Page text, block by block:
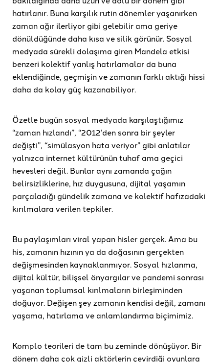
hatırlanır. Buna karşılık rutin dönemler yaşanırken
zaman ağır ilerliyor gibi gelebilir ama geriye
dönüldüğünde daha kısa ve silik görünür. Sosyal
medyada sürekli dolaşıma giren Mandela etkisi
benzeri kolektif yanlış hatırlamalar da buna
eklendiğinde, geçmişin ve zamanın farklı aktığı hissi
daha da kolay güç kazanabiliyor.
Özetle bugün sosyal medyada karşılaştığımız
“zaman hızlandı”, “2012’den sonra bir şeyler
değişti”, “simülasyon hata veriyor” gibi anlatılar
yalnızca internet kültürünün tuhaf ama geçici
hevesleri değil. Bunlar aynı zamanda çağın
belirsizliklerine, hız duygusuna, dijital yaşamın
parçaladığı gündelik zamana ve kolektif hafızadaki
kırılmalara verilen tepkiler.
Bu paylaşımları viral yapan hisler gerçek. Ama bu
his, zamanın hızının ya da doğasının gerçekten
değişmesinden kaynaklanmıyor. Sosyal hızlanma,
dijital kültür, bilişsel önyargılar ve pandemi sonrası
yaşanan toplumsal kırılmaların birleşiminden
doğuyor. Değişen şey zamanın kendisi değil, zamanı
yaşama, hatırlama ve anlamlandırma biçimimiz.
Komplo teorileri de tam bu zeminde dönüşüyor. Bir
dönem daha çok gizli aktörlerin çevirdiği oyunlara